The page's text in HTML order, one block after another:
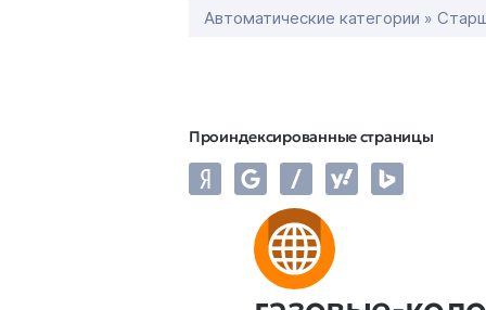
Автоматические категории »
Проиндексированные страницы